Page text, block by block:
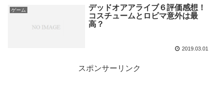
ゲーム
デッドオアアライブ６評価感想！
コスチュームとロビマ意外は最
高？
2019.03.01
スポンサーリンク